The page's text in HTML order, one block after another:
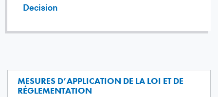
MESURES D’APPLICATION DE LA LOI ET DE
RÉGLEMENTATION
Decision